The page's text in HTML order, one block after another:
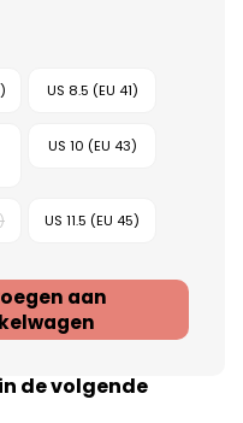
US 8.5 (EU 41)
US 10 (EU 43)
US 11.5 (EU 45)
aan
de volgende